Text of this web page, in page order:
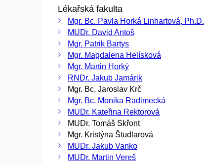
Lékařská fakulta
Mgr. Bc. Pavla Horká Linhartová, Ph.D.
MUDr. David Antoš
Mgr. Patrik Bartys
Mgr. Magdalena Helísková
Mgr. Martin Horký
RNDr. Jakub Jamárik
Mgr. Bc. Jaroslav Krč
Mgr. Bc. Monika Radimecká
MUDr. Kateřina Rektorová
MUDr. Tomáš Skřont
Mgr. Kristýna Študlarová
MUDr. Jakub Vanko
MUDr. Martin Vereš